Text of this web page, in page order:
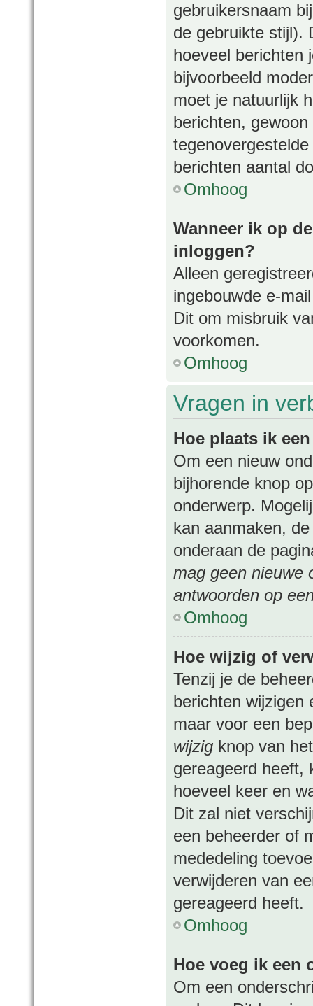
gebruikersnaam
de gebruikte stijl).
hoeveel berichten
bijvoorbeeld
moet je natuurlijk
berichten,
berichten aantal
Omhoog
Wanneer ik op
inloggen?
Alleen
ingebouwde e-
Dit om misbruik
voorkomen.
Omhoog
Vragen in
Hoe plaats ik
Om een nieuw
bijhorende knop
onderwerp.
kan aanmaken,
onderaan de
mag geen nieuwe
antwoorden op
Omhoog
Hoe wijzig of
Tenzij je de
berichten wijzigen
maar voor een
wijzig knop van
gereageerd heeft,
hoeveel keer en
Dit zal niet
een beheerder of
mededeling
verwijderen van
gereageerd heeft.
Omhoog
Hoe voeg ik een
Om een